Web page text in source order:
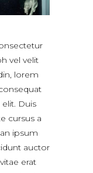
vel velit
lorem
Duis
cursus a
ipsum
auctor
erat